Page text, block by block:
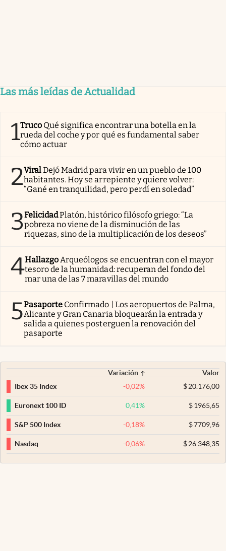
Las más leídas de Actualidad
1Truco Qué significa encontrar una botella en la
rueda del coche y por qué es fundamental saber
cómo actuar
2ViralDejó Madrid para vivir en un pueblo de 100
habitantes. Hoy se arrepiente y quiere volver:
“Gané en tranquilidad, pero perdí en soledad”
3FelicidadPlatón, histórico filósofo griego: “La
pobreza no viene de la disminución de las
riquezas, sino de la multiplicación de los deseos”
4Hallazgo Arqueólogos se encuentran con el mayor
tesoro de la humanidad: recuperan del fondo del
mar una de las 7 maravillas del mundo
5Pasaporte Confirmado | Los aeropuertos de Palma,
Alicante y Gran Canaria bloquearán la entrada y
salida a quienes posterguen la renovación del
pasaporte
Variación
Valor
Ibex 35 Index
-0,02% $20.176,00
Euronext 100 ID 0,41% $1965,65
S&P 500 Index -0,18% $7709,96
Nasdaq -0,06% $26.348,35